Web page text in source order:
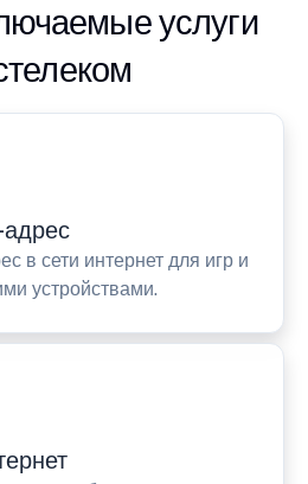
услуги
адрес
в сети интернет для игр и
устройствами.